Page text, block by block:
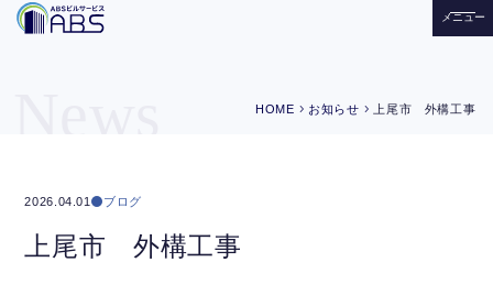
メニュー
HOME chevron_right お知らせ chevron_right 上尾市 外構工事
2026.04.01 ブログ
上尾市 外構工事